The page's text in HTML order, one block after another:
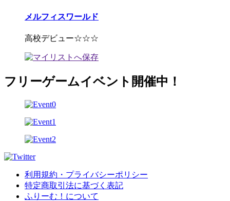
メルフィスワールド
高校デビュー☆☆☆
フリーゲームイベント開催中！
利用規約・プライバシーポリシー
特定商取引法に基づく表記
ふりーむ！について